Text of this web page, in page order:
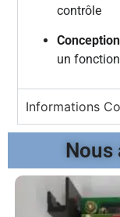
contrôle
un
Informations
Nous